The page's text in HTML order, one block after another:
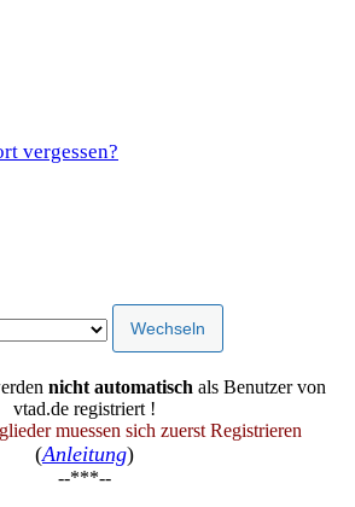
vergessen?
nicht automatisch als Benutzer von
vtad.de registriert !
muessen sich zuerst Registrieren
(Anleitung)
--***--